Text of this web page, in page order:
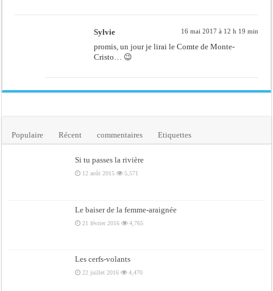
Sylvie 16 mai 2017 à 12 h 19 min
promis, un jour je lirai le Comte de Monte-
Cristo… 😉
Populaire Récent commentaires Etiquettes
Si tu passes la rivière
12 août 2015 5,571
Le baiser de la femme-araignée
21 février 2016 4,765
Les cerfs-volants
22 juillet 2016 4,470